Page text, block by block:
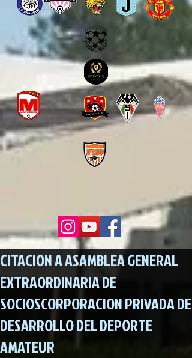
CITACION A ASAMBLEA GENERAL
EXTRAORDINARIA DE
SOCIOSCORPORACION PRIVADA DE
DESARROLLO DEL DEPORTE
AMATEUR